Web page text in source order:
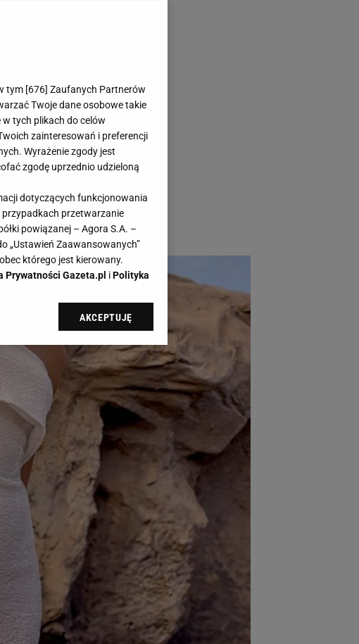
idealne
lat, ale dodadzą
których będziesz
tym [676] Zaufanych Partnerów
Twoje dane osobowe takie
tych plikach do celów
zainteresowań i preferencji
Wyrażenie zgody jest
zgodę uprzednio udzieloną
dotyczących funkcjonowania
przypadkach przetwarzanie
powiązanej – Agora S.A. –
„Ustawień Zaawansowanych”
którego jest kierowany.
Prywatności Gazeta.pl iPolityka
Gazeta.pl sp. z o.o., jej
przetwarzania danych poprzez
Zmiana ustawień
celach:
do celów identyfikacji.
i treści, pomiar reklam i treści,
AKCEPTUJĘ